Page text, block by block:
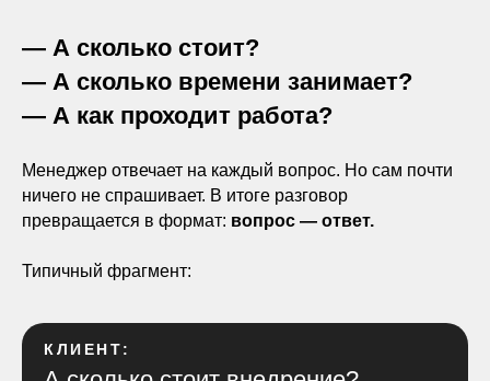
— А сколько стоит?
— А сколько времени занимает?
— А как проходит работа?
Менеджер отвечает на каждый вопрос. Но сам почти
ничего не спрашивает. В итоге разговор
превращается в формат: вопрос — ответ.
Типичный фрагмент:
КЛИЕНТ: